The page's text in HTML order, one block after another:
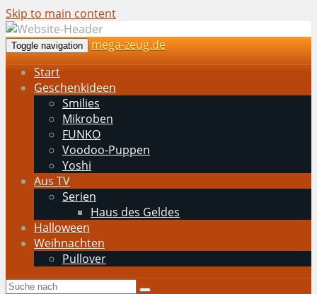
Skip to main content
Toggle navigation
mega-zeug.de
Start
Geschenkideen
Smilies
Mikroben
FUNKO
Voodoo-Puppen
Yoshi
Aus TV
Serien
Haus des Geldes
Halloween
Weihnachten
Pullover